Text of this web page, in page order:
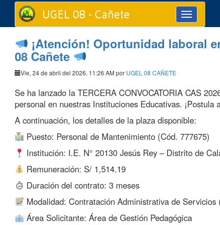
Toggle
navigation
UGEL 08 - Cañete
¡Atención! Oportunidad laboral
08 Cañete
Vie, 24 de abril del 2026, 11:26 AM por UGEL 08 CAÑETE
Se ha lanzado la TERCERA CONVOCATORIA CAS
personal en nuestras Instituciones Educativas. ¡Postula
A continuación, los detalles de la plaza disponible:
Puesto: Personal de Mantenimiento (Cód. 777675)
Institución: I.E. N° 20130 Jesús Rey – Distrito de
Remuneración: S/ 1,514.19
Duración del contrato: 3 meses
Modalidad: Contratación Administrativa de Servicios
Área Solicitante: Área de Gestión Pedagógica